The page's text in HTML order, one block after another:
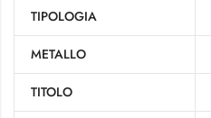
TIPOLOGIA
METALLO
TITOLO